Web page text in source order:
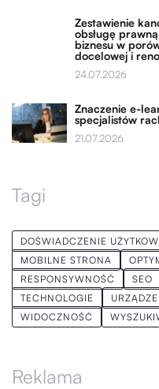
Zestawienie
obsługę
biznesu w
docelowej i
24.07.2026
Znaczenie e-
specjalistów
21.07.2026
Tagi
DOŚWIADCZENIE
MOBILNE STRONA
RESPONSYWNOŚĆ
SEO
TECHNOLOGIE
WIDOCZNOŚĆ
Reklama